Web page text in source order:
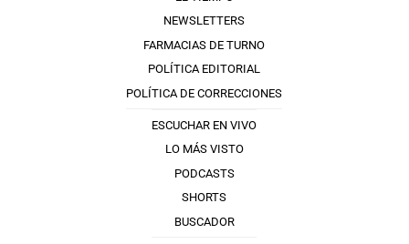
NEWSLETTERS
FARMACIAS DE TURNO
POLÍTICA EDITORIAL
POLÍTICA DE CORRECCIONES
ESCUCHAR EN VIVO
LO MÁS VISTO
PODCASTS
SHORTS
BUSCADOR